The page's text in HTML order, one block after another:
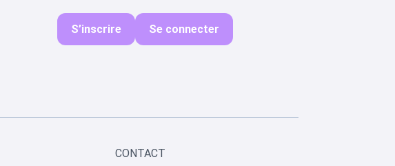
S’inscrire Se connecter
CONTACT